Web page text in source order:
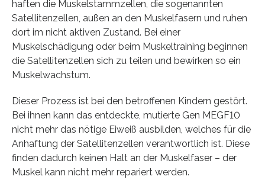
haften die Muskelstammzellen, die sogenannten
Satellitenzellen, außen an den Muskelfasern und ruhen
dort im nicht aktiven Zustand. Bei einer
Muskelschädigung oder beim Muskeltraining beginnen
die Satellitenzellen sich zu teilen und bewirken so ein
Muskelwachstum.
Dieser Prozess ist bei den betroffenen Kindern gestört.
Bei ihnen kann das entdeckte, mutierte Gen MEGF10
nicht mehr das nötige Eiweiß ausbilden, welches für die
Anhaftung der Satellitenzellen verantwortlich ist. Diese
finden dadurch keinen Halt an der Muskelfaser – der
Muskel kann nicht mehr repariert werden.